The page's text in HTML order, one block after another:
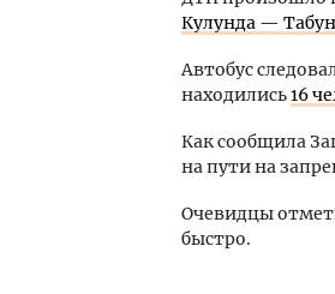
Кулунда —
Автобус
находились16
Как сообщила
на пути на
Очевидцы
быстро.